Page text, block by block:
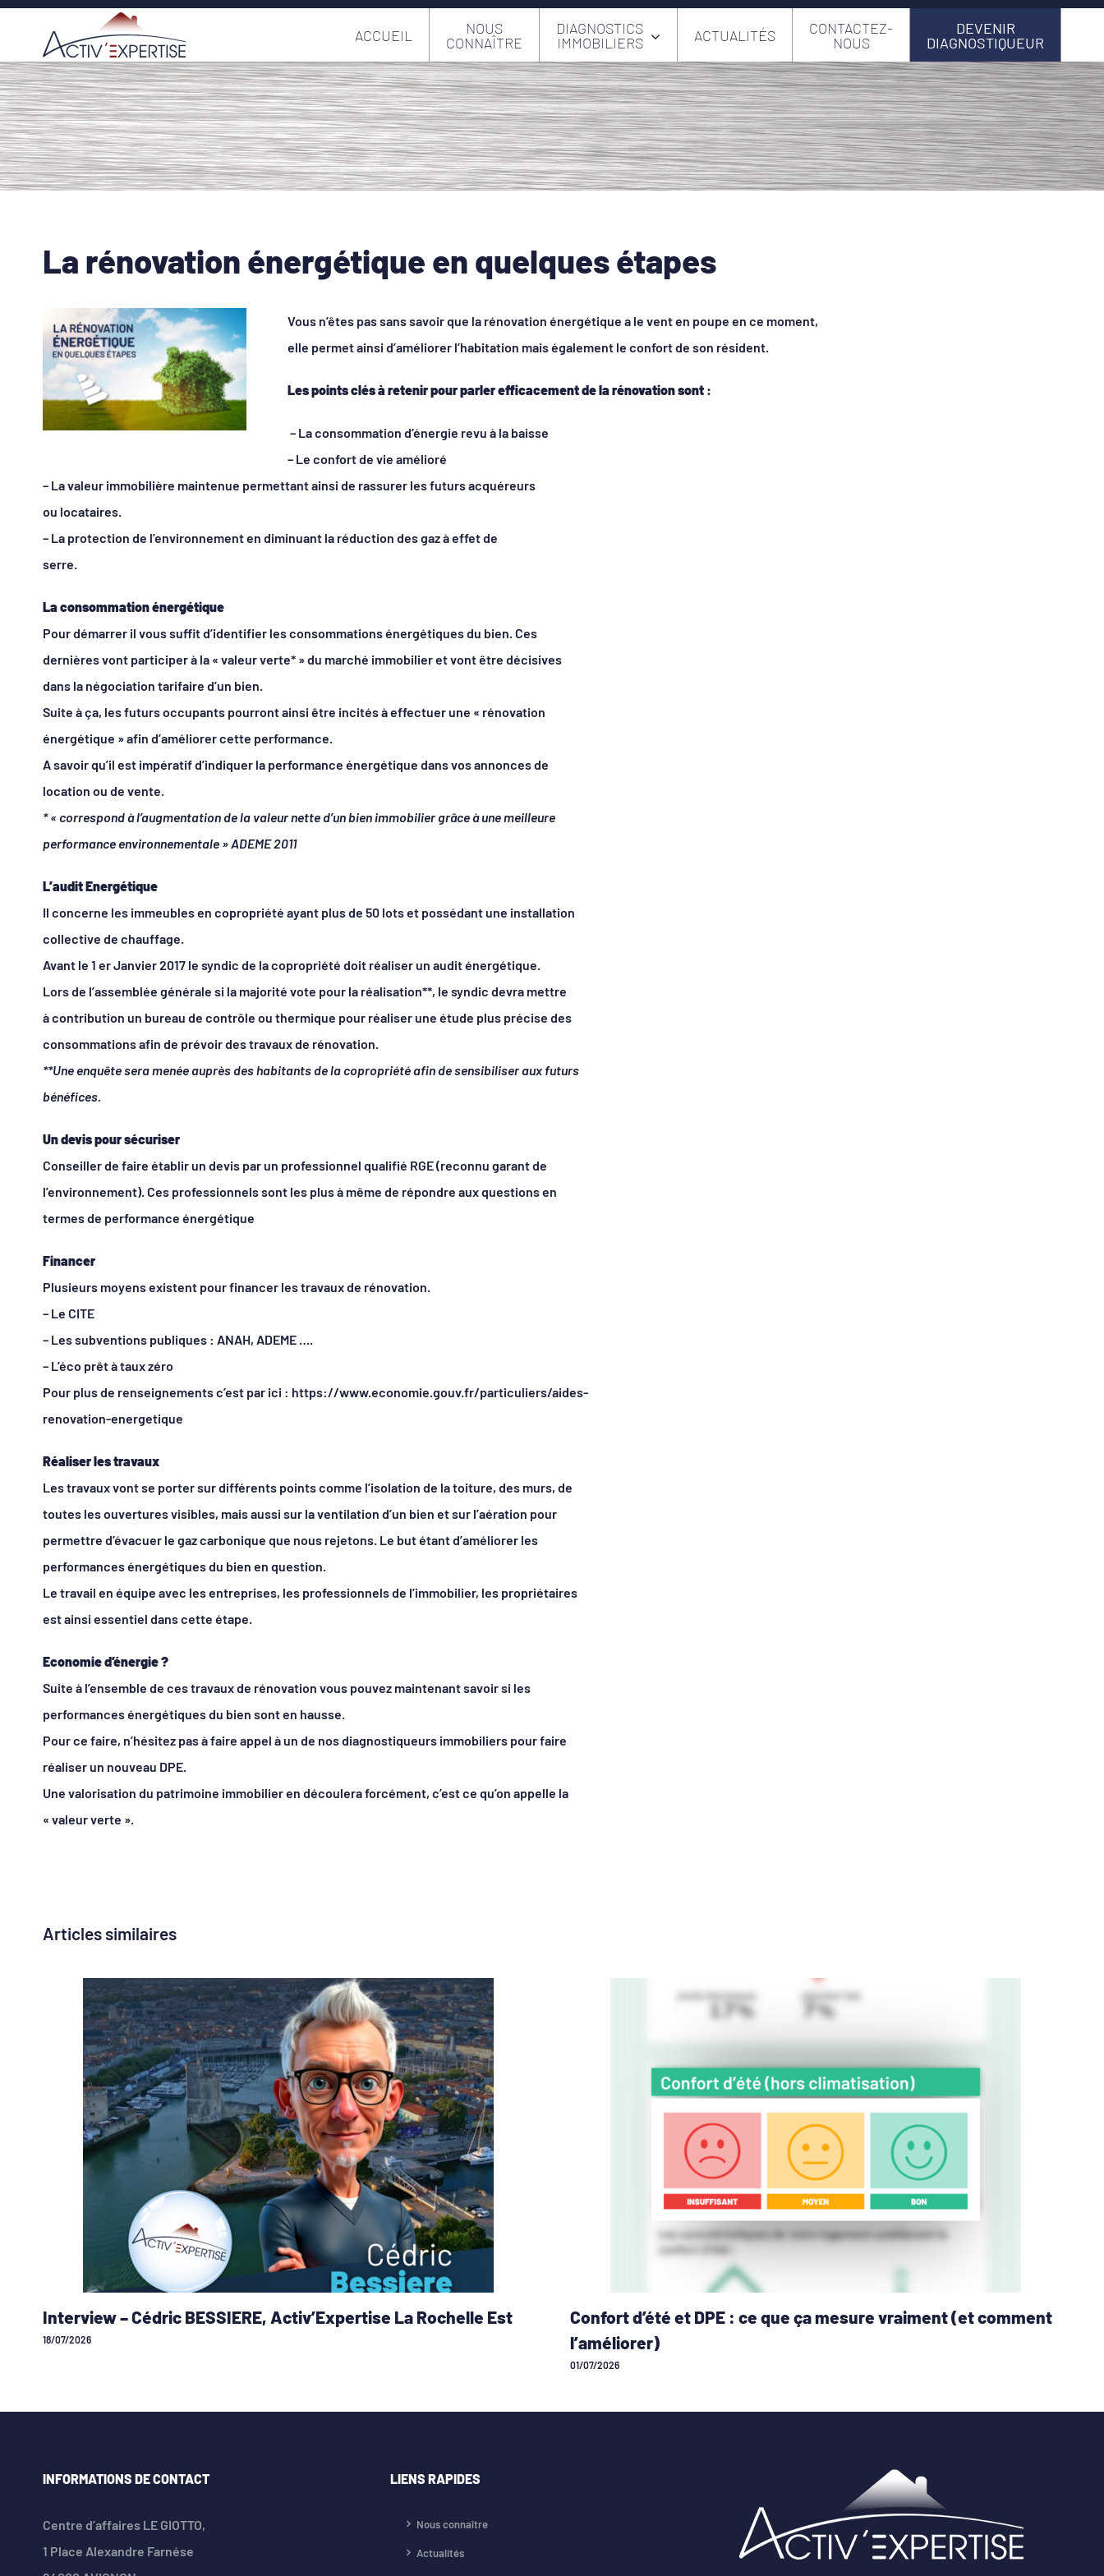
Passer
contenu
ACCUEIL
NOUS
CONNAÎTRE
DIAGNOSTICS
IMMOBILIERS
ACTUALITÉS
CONTACTEZ-
NOUS
DEVENIR
DIAGNOSTIQUEUR
La rénovation énergétique en quelques étapes
Voir
l'image
agrandie
Vous n’êtes pas sans savoir que la rénovation énergétique a le vent en poupe en ce moment,
elle permet ainsi d’améliorer l’habitation mais également le confort de son résident.
Les points clés à retenir pour parler efficacement de la rénovation sont :
– La consommation d’énergie revu à la baisse
– Le confort de vie amélioré
– La valeur immobilière maintenue permettant ainsi de rassurer les futurs acquéreurs
ou locataires.
– La protection de l’environnement en diminuant la réduction des gaz à effet de
serre.
La consommation énergétique
Pour démarrer il vous suffit d’identifier les consommations énergétiques du bien. Ces
dernières vont participer à la « valeur verte* » du marché immobilier et vont être décisives
dans la négociation tarifaire d’un bien.
Suite à ça, les futurs occupants pourront ainsi être incités à effectuer une « rénovation
énergétique » afin d’améliorer cette performance.
A savoir qu’il est impératif d’indiquer la performance énergétique dans vos annonces de
location ou de vente.
* « correspond à l’augmentation de la valeur nette d’un bien immobilier grâce à une meilleure
performance environnementale » ADEME 2011
L’audit Energétique
Il concerne les immeubles en copropriété ayant plus de 50 lots et possédant une installation
collective de chauffage.
Avant le 1 er Janvier 2017 le syndic de la copropriété doit réaliser un audit énergétique.
Lors de l’assemblée générale si la majorité vote pour la réalisation**, le syndic devra mettre
à contribution un bureau de contrôle ou thermique pour réaliser une étude plus précise des
consommations afin de prévoir des travaux de rénovation.
**Une enquête sera menée auprès des habitants de la copropriété afin de sensibiliser aux futurs
bénéfices.
Un devis pour sécuriser
Conseiller de faire établir un devis par un professionnel qualifié RGE (reconnu garant de
l’environnement). Ces professionnels sont les plus à même de répondre aux questions en
termes de performance énergétique
Financer
Plusieurs moyens existent pour financer les travaux de rénovation.
– Le CITE
– Les subventions publiques : ANAH, ADEME ….
– L’éco prêt à taux zéro
Pour plus de renseignements c’est par ici : https://www.economie.gouv.fr/particuliers/aides-
renovation-energetique
Réaliser les travaux
Les travaux vont se porter sur différents points comme l’isolation de la toiture, des murs, de
toutes les ouvertures visibles, mais aussi sur la ventilation d’un bien et sur l’aération pour
permettre d’évacuer le gaz carbonique que nous rejetons. Le but étant d’améliorer les
performances énergétiques du bien en question.
Le travail en équipe avec les entreprises, les professionnels de l’immobilier, les propriétaires
est ainsi essentiel dans cette étape.
Economie d’énergie ?
Suite à l’ensemble de ces travaux de rénovation vous pouvez maintenant savoir si les
performances énergétiques du bien sont en hausse.
Pour ce faire, n’hésitez pas à faire appel à un de nos diagnostiqueurs immobiliers pour faire
réaliser un nouveau DPE.
Une valorisation du patrimoine immobilier en découlera forcément, c’est ce qu’on appelle la
« valeur verte ».
Articles similaires
Interview – Cédric BESSIERE, Activ’Expertise La Rochelle Est
18/07/2026
Confort d’été et DPE : ce que ça mesure vraiment (et comment
l’améliorer)
01/07/2026
INFORMATIONS DE CONTACT
Centre d’affaires LE GIOTTO,
1 Place Alexandre Farnése
LIENS RAPIDES
Nous connaître
Actualités